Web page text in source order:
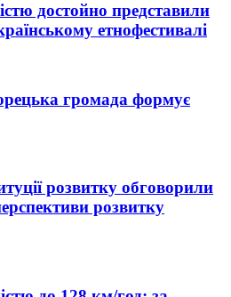
достойно представили
етнофестивалі
громада формує
розвитку обговорили
розвитку